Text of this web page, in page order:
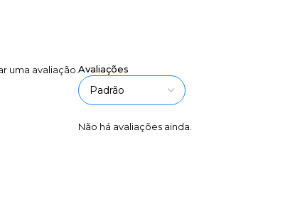
Avaliações
Não há avaliações ainda.
uma avaliação.